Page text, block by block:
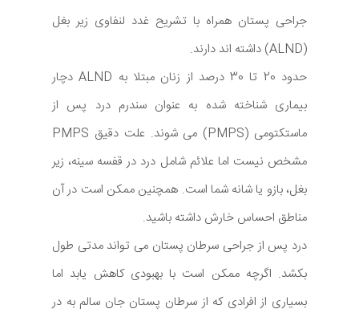
جراحی پستان همراه با تشریح غدد لنفاوی زیر بغل
(ALND) داشته اند دارند.
حدود 20 تا 30 درصد از زنان مبتلا به ALND دچار
بیماری شناخته شده به عنوان سندرم درد پس از
ماستکتومی (PMPS) می شوند. علت دقیق PMPS
مشخص نیست اما علائم شامل درد در قفسه سینه، زیر
بغل، بازو یا شانه شما است. همچنین ممکن است در آن
مناطق احساس خارش داشته باشید.
درد پس از جراحی سرطان پستان می تواند مدتی طول
بکشد. اگرچه ممکن است با بهبودی کاهش یابد اما
بسیاری از افرادی که از سرطان پستان جان سالم به در